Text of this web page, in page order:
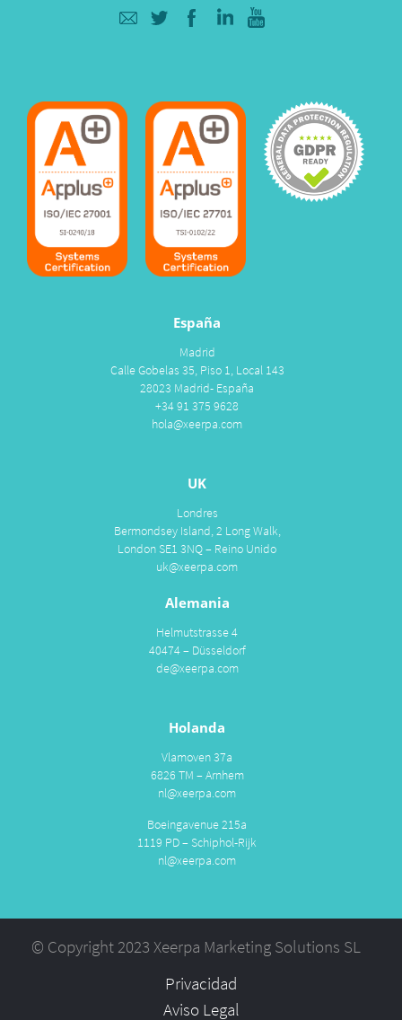
España
Madrid
Calle Gobelas 35, Piso 1, Local 143
28023 Madrid- España
+34 91 375 9628
hola@xeerpa.com
UK
Londres
Bermondsey Island, 2 Long Walk,
London SE1 3NQ – Reino Unido
uk@xeerpa.com
Alemania
Helmutstrasse 4
40474 – Düsseldorf
de@xeerpa.com
Holanda
Vlamoven 37a
6826 TM – Arnhem
nl@xeerpa.com
Boeingavenue 215a
1119 PD – Schiphol-Rijk
nl@xeerpa.com
© Copyright 2023 Xeerpa Marketing Solutions SL
Privacidad
Aviso Legal